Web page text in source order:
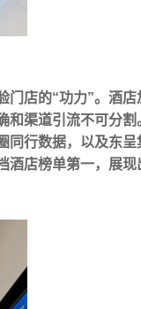
店的“功力”。 酒店
渠道引流不可分割
同行数据，以及东
酒店榜单第一，展